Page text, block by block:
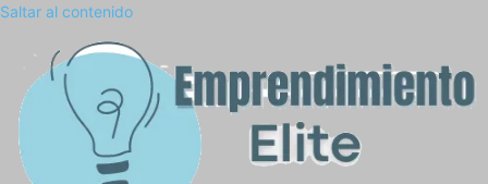
Saltar al contenido